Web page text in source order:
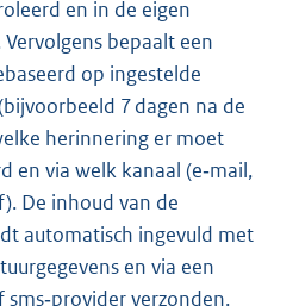
en in de eigen
bepaalt een
op ingestelde
7 dagen na de
herinnering er moet
en via welk kanaal (e‑mail,
De inhoud van de
automatisch ingevuld met
en via een
sms‑provider verzonden.